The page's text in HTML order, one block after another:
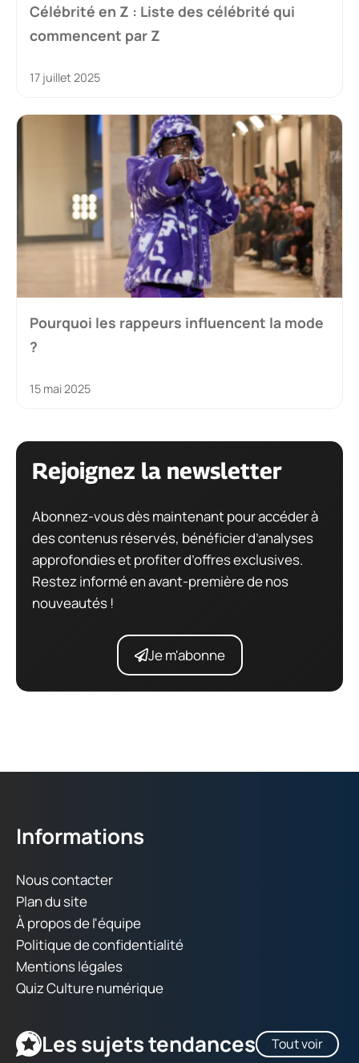
Célébrité en Z : Liste des célébrité qui
commencent par Z
17 juillet 2025
Pourquoi les rappeurs influencent la mode
?
15 mai 2025
Rejoignez la newsletter
Abonnez-vous dès maintenant pour accéder à
des contenus réservés, bénéficier d’analyses
approfondies et profiter d’offres exclusives.
Restez informé en avant-première de nos
nouveautés !
Je m'abonne
Informations
Nous contacter
Plan du site
À propos de l'équipe
Politique de confidentialité
Mentions légales
Quiz Culture numérique
Les sujets tendances Tout voir